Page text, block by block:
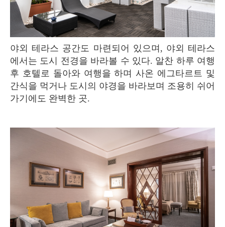
야외 테라스 공간도 마련되어 있으며, 야외 테라스
에서는 도시 전경을 바라볼 수 있다. 알찬 하루 여행
후 호텔로 돌아와 여행을 하며 사온 에그타르트 및
간식을 먹거나 도시의 야경을 바라보며 조용히 쉬어
가기에도 완벽한 곳.